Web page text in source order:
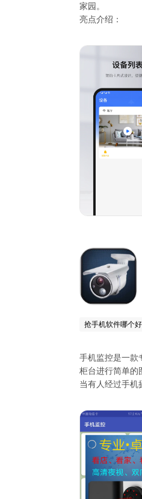
家园。
亮点介绍：
看。看家、看
【双向通话，
【智能报警随
【历史录像随
抢手机软件哪个好
手机监控是一款
柜台进行简单的
当有人经过手机
有了手机监控